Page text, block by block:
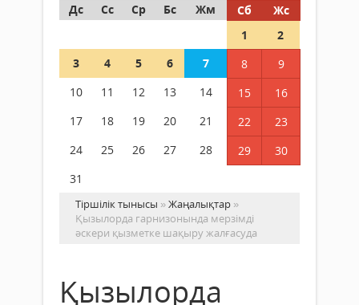
Дс
Сс Ср Бс Жм Сб
Жс
1
2
3
4 5 6 7 8
9
10
11 12 13 14 15
16
17
18 19 20 21 22
23
24
25 26 27 28 29
30
31
Тіршілік тынысы »Жаңалықтар »
Қызылорда гарнизонында мерзімді
әскери қызметке шақыру жалғасуда
Қызылорда